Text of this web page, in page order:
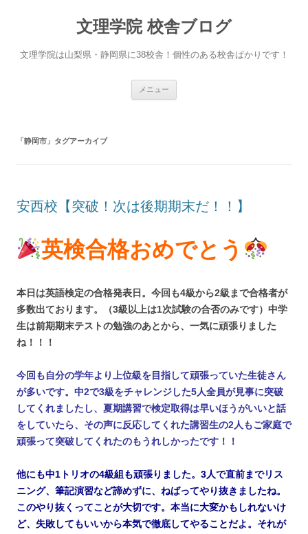
文理学院 校舎ブログ
文理学院は山梨県・静岡県に38校舎！個性のある校舎ばかりです！
メニュー
「静岡市 」タグアーカイブ
安西校【突破！次は後期期末だ！！】
英検合格おめでとう
本日は英語検定の合格発表日。今回も4級から2級まで合格者が
多数出ております。（3級以上は1次試験の合否のみです）中学
生は前期期末テストの勉強のあとから、一気に頑張りました
ね！！！
今回も自分の学年より上位級を目指して頑張っていた生徒さん
が多いです。中2で3級をチャレンジした5人全員が見事に突破
してくれましたし、夏期講習で検定取得は早いほうがいいと話
をしていたら、その声に反応してくれた講習生の2人もご家庭で
頑張って突破してくれたのもうれしかったです！！
他にも中1トリオの4級組も頑張りました。3人で直前までリス
ニング、筆記演習など諦めずに、ねばってやり抜きましたね。
このやり抜くってことが大切です。本当に大変かもしれないけ
ど、失敗してもいいから本気で徹底してやることだよ。それが